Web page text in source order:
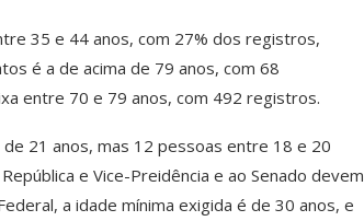
35 e 44 anos, com 27% dos registros,
é a de acima de 79 anos, com 68
entre 70 e 79 anos, com 492 registros.
21 anos, mas 12 pessoas entre 18 e 20
e Vice-Preidência e ao Senado devem
a idade mínima exigida é de 30 anos, e